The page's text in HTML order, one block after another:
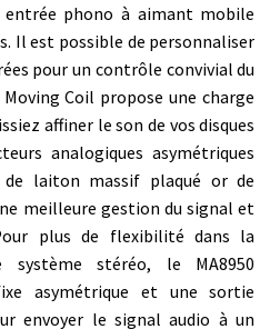
phono à aimant mobile
Il est possible de personnaliser
pour un contrôle convivial du
Coil propose une charge
affiner le son de vos disques
analogiques asymétriques
laiton massif plaqué or de
meilleure gestion du signal et
plus de flexibilité dans la
stéréo, le MA8950
asymétrique et une sortie
envoyer le signal audio à un